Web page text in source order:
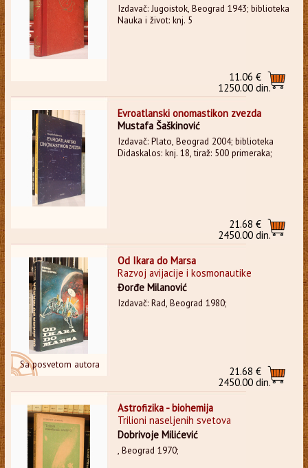
Izdavač: Jugoistok, Beograd 1943; biblioteka
Nauka i život: knj. 5
11.06 €
1250.00 din.
Evroatlanski onomastikon zvezda
Mustafa Šaškinović
Izdavač: Plato, Beograd 2004; biblioteka
Didaskalos: knj. 18, tiraž: 500 primeraka;
21.68 €
2450.00 din.
Od Ikara do Marsa
Razvoj avijacije i kosmonautike
Đorđe Milanović
Sa posvetom autora
Izdavač: Rad, Beograd 1980;
21.68 €
2450.00 din.
Astrofizika - biohemija
Trilioni naseljenih svetova
Dobrivoje Milićević
, Beograd 1970;